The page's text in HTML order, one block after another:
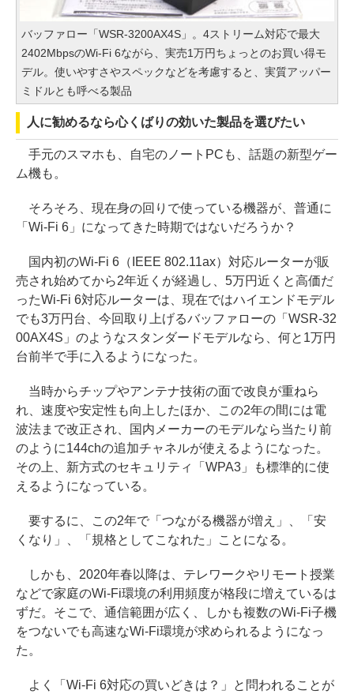
バッファロー「WSR-3200AX4S」。4ストリーム対応で最大
2402MbpsのWi-Fi 6ながら、実売1万円ちょっとのお買い得モ
デル。使いやすさやスペックなどを考慮すると、実質アッパー
ミドルとも呼べる製品
人に勧めるなら心くばりの効いた製品を選びたい
手元のスマホも、自宅のノートPCも、話題の新型ゲー
ム機も。
そろそろ、現在身の回りで使っている機器が、普通に
「Wi-Fi 6」になってきた時期ではないだろうか？
国内初のWi-Fi 6（IEEE 802.11ax）対応ルーターが販
売され始めてから2年近くが経過し、5万円近くと高価だ
ったWi-Fi 6対応ルーターは、現在ではハイエンドモデル
でも3万円台、今回取り上げるバッファローの「WSR-32
00AX4S」のようなスタンダードモデルなら、何と1万円
台前半で手に入るようになった。
当時からチップやアンテナ技術の面で改良が重ねら
れ、速度や安定性も向上したほか、この2年の間には電
波法まで改正され、国内メーカーのモデルなら当たり前
のように144chの追加チャネルが使えるようになった。
その上、新方式のセキュリティ「WPA3」も標準的に使
えるようになっている。
要するに、この2年で「つながる機器が増え」、「安
くなり」、「規格としてこなれた」ことになる。
しかも、2020年春以降は、テレワークやリモート授業
などで家庭のWi-Fi環境の利用頻度が格段に増えているは
ずだ。そこで、通信範囲が広く、しかも複数のWi-Fi子機
をつないでも高速なWi-Fi環境が求められるようになっ
た。
よく「Wi-Fi 6対応の買いどきは？」と問われることが